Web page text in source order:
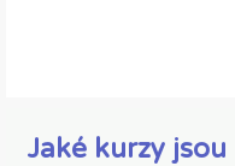
Jaké kurzy